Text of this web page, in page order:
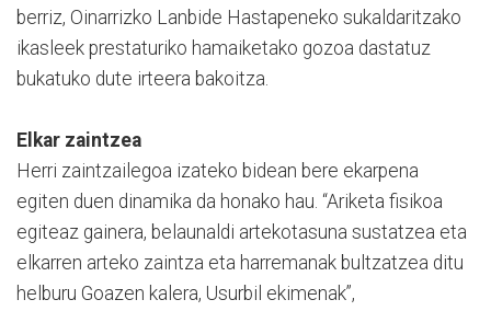
berriz, Oinarrizko Lanbide Hastapeneko sukaldaritzako
ikasleek prestaturiko hamaiketako gozoa dastatuz
bukatuko dute irteera bakoitza.
Elkar zaintzea
Herri zaintzailegoa izateko bidean bere ekarpena
egiten duen dinamika da honako hau. “Ariketa fisikoa
egiteaz gainera, belaunaldi artekotasuna sustatzea eta
elkarren arteko zaintza eta harremanak bultzatzea ditu
helburu Goazen kalera, Usurbil ekimenak”,